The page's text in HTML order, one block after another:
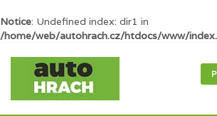
Notice: Undefined index: dir1 in
/home/web/autohrach.cz/htdocs/www/